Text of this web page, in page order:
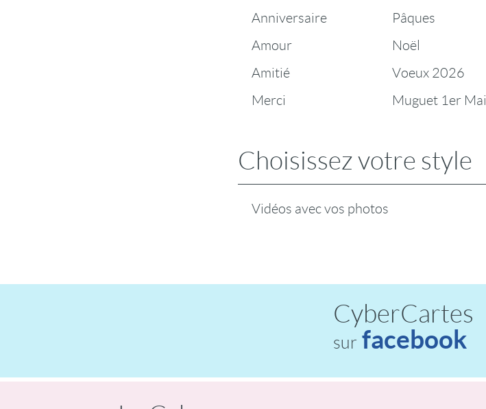
Anniversaire
Amour
Amitié
Merci
Pâques
Noël
Voeux 2026
Muguet 1er Mai
Choisissez votre style
Vidéos avec vos photos
CyberCartes
sur facebook